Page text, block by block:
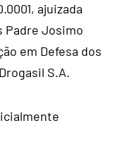
ajuizada
Padre Josimo
em Defesa dos
S.A.